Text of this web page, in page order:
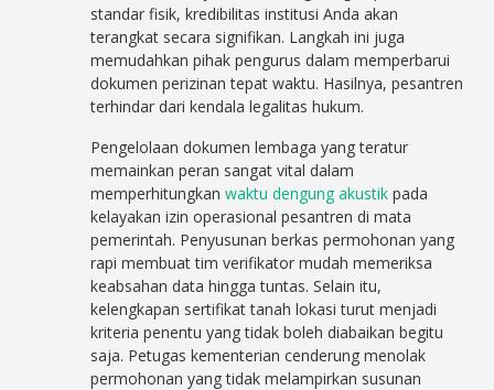
standar fisik, kredibilitas institusi Anda akan
terangkat secara signifikan. Langkah ini juga
memudahkan pihak pengurus dalam memperbarui
dokumen perizinan tepat waktu. Hasilnya, pesantren
terhindar dari kendala legalitas hukum.
Pengelolaan dokumen lembaga yang teratur
memainkan peran sangat vital dalam
memperhitungkanwaktu dengung akustik pada
kelayakan izin operasional pesantren di mata
pemerintah. Penyusunan berkas permohonan yang
rapi membuat tim verifikator mudah memeriksa
keabsahan data hingga tuntas. Selain itu,
kelengkapan sertifikat tanah lokasi turut menjadi
kriteria penentu yang tidak boleh diabaikan begitu
saja. Petugas kementerian cenderung menolak
permohonan yang tidak melampirkan susunan